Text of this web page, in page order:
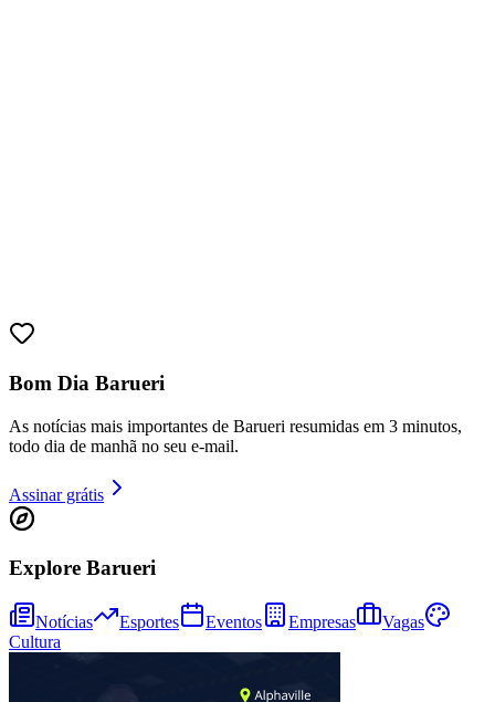
Bom Dia Barueri
As notícias mais importantes de Barueri resumidas em 3 minutos,
todo dia de manhã no seu e-mail.
Assinar grátis
Explore Barueri
Notícias Esportes Eventos Empresas
Vagas
Cultura